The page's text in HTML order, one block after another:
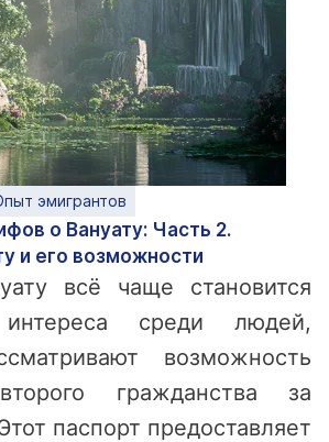
эмигрантов
о Вануату: Часть 2.
и его возможности
всё чаще становится
среди людей,
возможность
гражданства за
паспорт предоставляет